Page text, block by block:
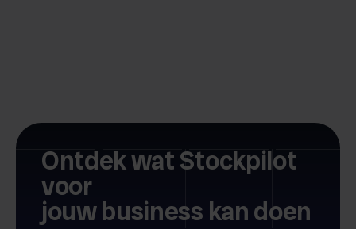
Ontdek wat Stockpilot
voor
jouw business kan doen